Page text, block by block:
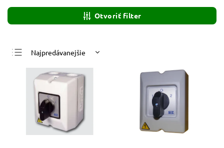
Otvoriť filter
Najpredávanejšie
Najlacnejšie
Najdrahšie
Abecedne